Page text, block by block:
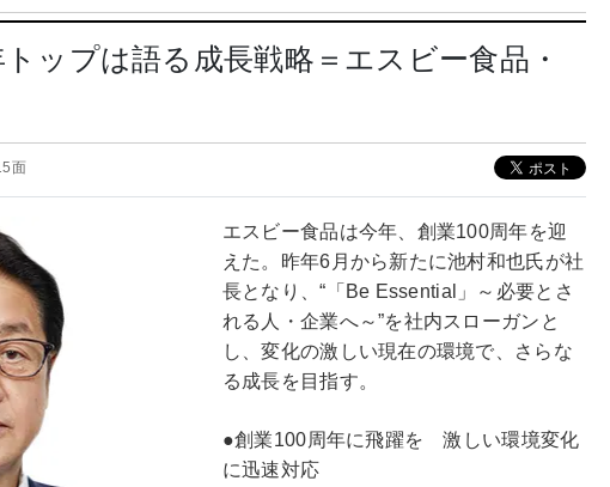
ップは語る成長戦略＝エスビー食品・
面
エスビー食品は今年、創業100周年を迎
えた。昨年6月から新たに池村和也氏が社
長となり、“「Be Essential」～必要とさ
れる人・企業へ～”を社内スローガンと
し、変化の激しい現在の環境で、さらな
る成長を目指す。
●創業100周年に飛躍を 激しい環境変化
に迅速対応